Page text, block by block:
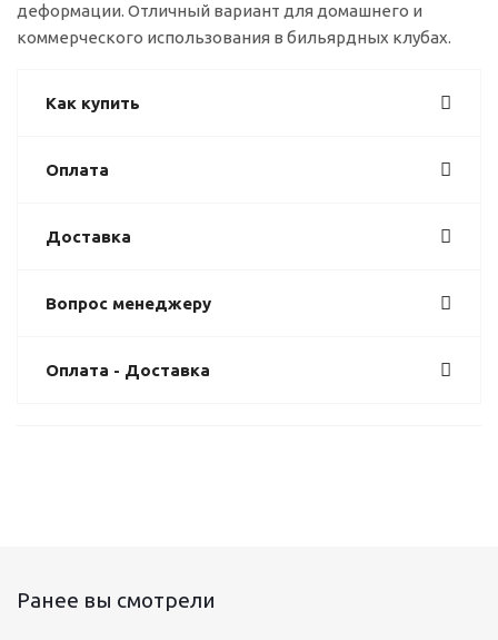
деформации. Отличный вариант для домашнего и
коммерческого использования в бильярдных клубах.
Как купить
Оплата
Доставка
Вопрос менеджеру
Оплата - Доставка
Ранее вы смотрели